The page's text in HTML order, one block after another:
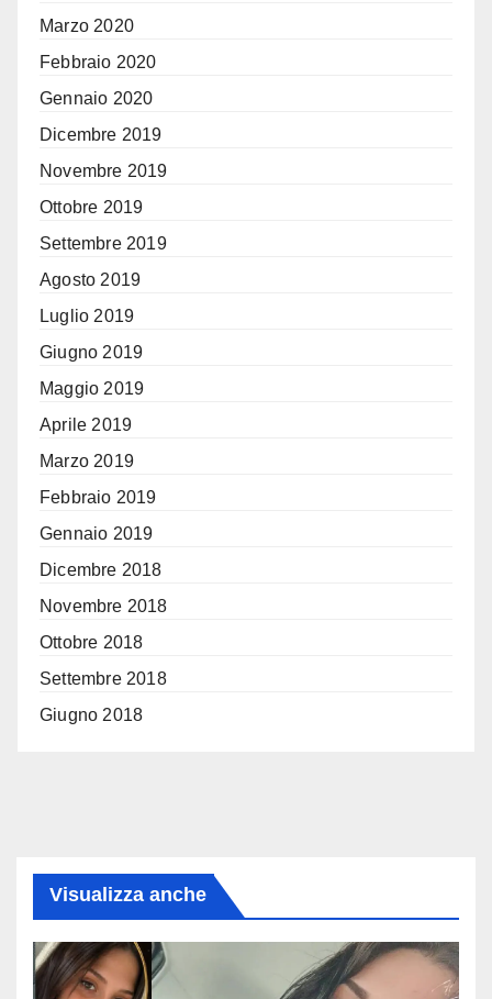
Marzo 2020
Febbraio 2020
Gennaio 2020
Dicembre 2019
Novembre 2019
Ottobre 2019
Settembre 2019
Agosto 2019
Luglio 2019
Giugno 2019
Maggio 2019
Aprile 2019
Marzo 2019
Febbraio 2019
Gennaio 2019
Dicembre 2018
Novembre 2018
Ottobre 2018
Settembre 2018
Giugno 2018
Visualizza anche